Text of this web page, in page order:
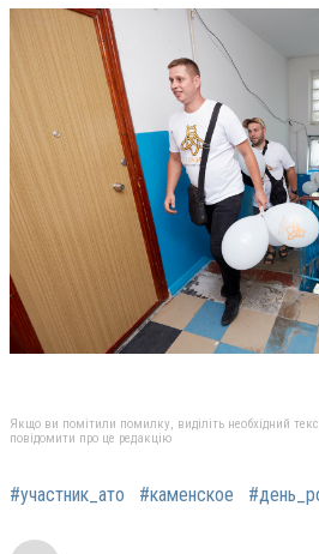
Якщо ви помітили помилку, виділіть необхідний
повідомити про це редакцію
#участник_ато #каменское